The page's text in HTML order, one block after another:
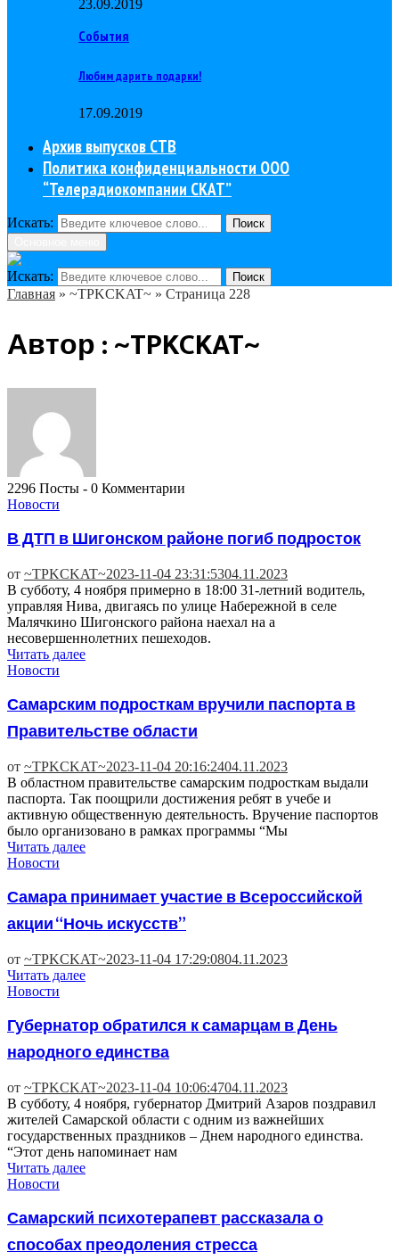
23.09.2019
События
Любим дарить подарки!
17.09.2019
Архив выпусков СТВ
Политика конфиденциальности ООО
“Телерадиокомпании СКАТ”
Искать:
Поиск
Искать: Поиск
Главная » ~TPKCKAT~ » Страница 228
Автор :~TPKCKAT~
2296 Посты - 0 Комментарии
Новости
В ДТП в Шигонском районе погиб подросток
от ~TPKCKAT~2023-11-04 23:31:5304.11.2023
В субботу, 4 ноября примерно в 18:00 31-летний водитель,
управляя Нива, двигаясь по улице Набережной в селе
Малячкино Шигонского района наехал на а
несовершеннолетних пешеходов.
Читать далее
Новости
Самарским подросткам вручили паспорта в
Правительстве области
от ~TPKCKAT~2023-11-04 20:16:2404.11.2023
В областном правительстве самарским подросткам выдали
паспорта. Так поощрили достижения ребят в учебе и
активную общественную деятельность. Вручение паспортов
было организовано в рамках программы “Мы
Читать далее
Новости
Самара принимает участие в Всероссийской
акции “Ночь искусств”
от ~TPKCKAT~2023-11-04 17:29:0804.11.2023
Читать далее
Новости
Губернатор обратился к самарцам в День
народного единства
от ~TPKCKAT~2023-11-04 10:06:4704.11.2023
В субботу, 4 ноября, губернатор Дмитрий Азаров поздравил
жителей Самарской области с одним из важнейших
государственных праздников – Днем народного единства.
“Этот день напоминает нам
Читать далее
Новости
Самарский психотерапевт рассказала о
способах преодоления стресса